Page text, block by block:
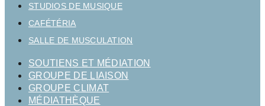
STUDIOS DE MUSIQUE
CAFÉTÉRIA
SALLE DE MUSCULATION
SOUTIENS ET MÉDIATION
GROUPE DE LIAISON
GROUPE CLIMAT
MÉDIATHÈQUE